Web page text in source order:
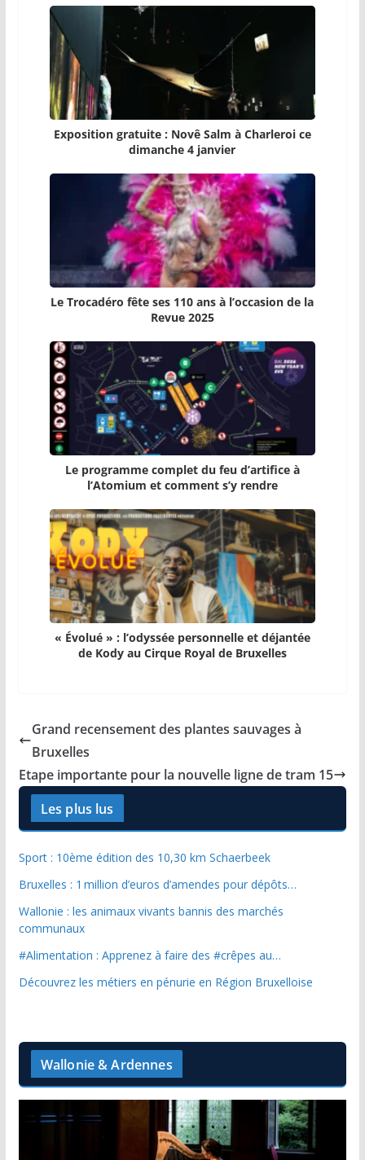
Exposition gratuite : Novê Salm à Charleroi ce
dimanche 4 janvier
Le Trocadéro fête ses 110 ans à l’occasion de la
Revue 2025
Le programme complet du feu d’artifice à
l’Atomium et comment s’y rendre
« Évolué » : l’odyssée personnelle et déjantée
de Kody au Cirque Royal de Bruxelles
Grand recensement des plantes sauvages à
Bruxelles
Etape importante pour la nouvelle ligne de tram 15
Les plus lus
Sport : 10ème édition des 10,30 km Schaerbeek
Bruxelles : 1 million d’euros d’amendes pour dépôts…
Wallonie : les animaux vivants bannis des marchés
communaux
#Alimentation : Apprenez à faire des #crêpes au…
Découvrez les métiers en pénurie en Région Bruxelloise
Wallonie & Ardennes